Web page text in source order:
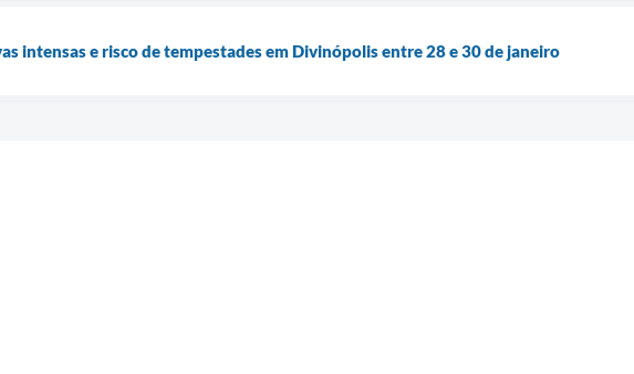
intensas e risco de tempestades em Divinópolis entre 28 e 30 de janeiro